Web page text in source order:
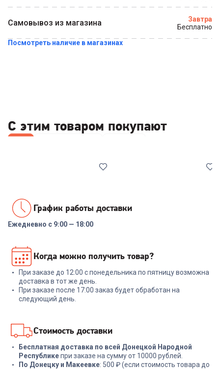
Самовывоз из магазина
Завтра
Бесплатно
Посмотреть наличие в магазинах
С этим товаром покупают
Набор посуды COOLINAR
(92012) 6 предметов
+ 89 бонусов
2 999₽
NADOBA ANEZKA 7 пр
8 999₽
График работы доставки
Ежедневно с 9:00 — 18:00
Когда можно получить товар?
При заказе до 12:00 с понедельника по пятницу возможна
доставка в тот же день.
При заказе после 17:00 заказ будет обработан на
следующий день.
Стоимость доставки
Бесплатная доставка по всей Донецкой Народной
Республикепри заказе на сумму от 10000 рублей.
По Донецку и Макеевке: 500 ₽ (если стоимость товара до